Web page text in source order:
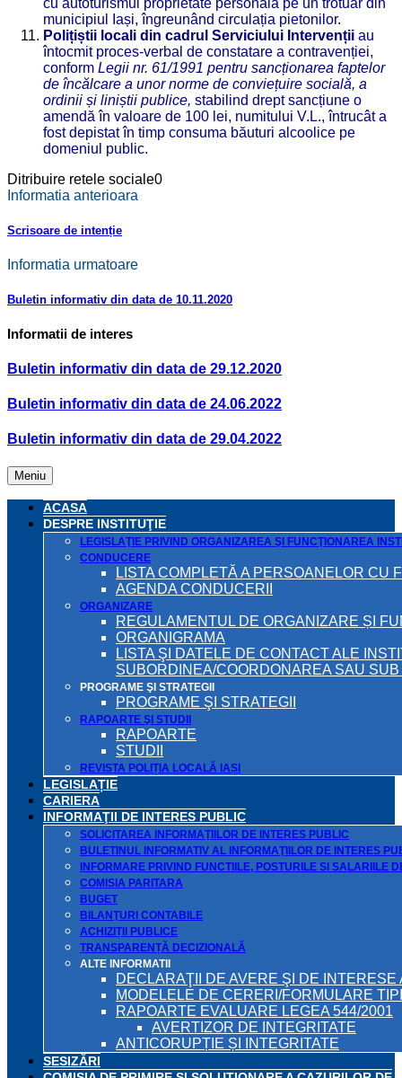
municipiul Iași, îngreunând circulația pietonilor.
Polițiștii locali din cadrul Serviciului Intervenții au
întocmit proces-verbal de constatare a contravenției,
conform Legii nr. 61/1991 pentru sancționarea faptelor
de încălcare a unor norme de conviețuire socială, a
ordinii și liniștii publice, stabilind drept sancțiune o
amendă în valoare de 100 lei, numitului V.L., întrucât a
fost depistat în timp consuma băuturi alcoolice pe
domeniul public.
Ditribuire retele sociale0
Informatia anterioara
Scrisoare de intenție
Informatia urmatoare
Buletin informativ din data de 10.11.2020
Informatii de interes
Buletin informativ din data de 29.12.2020
Buletin informativ din data de 24.06.2022
Buletin informativ din data de 29.04.2022
Meniu
ACASA
DESPRE INSTITUŢIE
LEGISLAŢIE PRIVIND ORGANIZAREA ŞI FUNCŢIONAREA
CONDUCERE
LISTA COMPLETĂ A PERSOANELOR CU
AGENDA CONDUCERII
ORGANIZARE
REGULAMENTUL DE ORGANIZARE ȘI
ORGANIGRAMA
LISTA ŞI DATELE DE CONTACT ALE
SUBORDINEA/COORDONAREA SAU
PROGRAME ŞI STRATEGII
PROGRAME ŞI STRATEGII
RAPOARTE ŞI STUDII
RAPOARTE
STUDII
REVISTA POLIȚIA LOCALĂ IAȘI
LEGISLAȚIE
CARIERA
INFORMAŢII DE INTERES PUBLIC
SOLICITAREA INFORMAŢIILOR DE INTERES PUBLIC
BULETINUL INFORMATIV AL INFORMAŢIILOR DE INTERES
INFORMARE PRIVIND FUNCTIILE, POSTURILE SI
COMISIA PARITARA
BUGET
BILANŢURI CONTABILE
ACHIZIȚII PUBLICE
TRANSPARENȚĂ DECIZIONALĂ
ALTE INFORMATII
DECLARAŢII DE AVERE ŞI DE
MODELELE DE CERERI/FORMULARE
RAPOARTE EVALUARE LEGEA 544/2001
AVERTIZOR DE INTEGRITATE
ANTICORUPȚIE ȘI INTEGRITATE
SESIZĂRI